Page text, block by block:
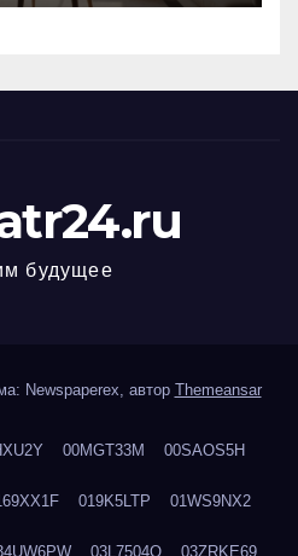
будущее
Newspaperex, автор Themeansar
00MGT33M 00SAOS5H
019K5LTP 01WS9NX2
03L7504Q 03ZRKE69